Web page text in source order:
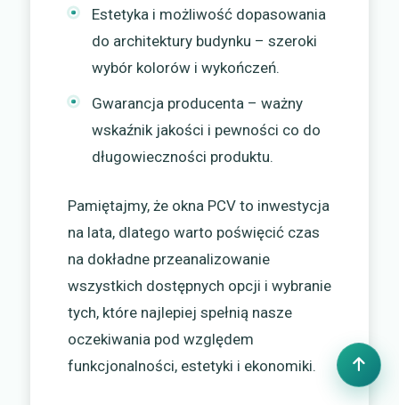
Estetyka i możliwość dopasowania
do architektury budynku – szeroki
wybór kolorów i wykończeń.
Gwarancja producenta – ważny
wskaźnik jakości i pewności co do
długowieczności produktu.
Pamiętajmy, że okna PCV to inwestycja
na lata, dlatego warto poświęcić czas
na dokładne przeanalizowanie
wszystkich dostępnych opcji i wybranie
tych, które najlepiej spełnią nasze
oczekiwania pod względem
funkcjonalności, estetyki i ekonomiki.